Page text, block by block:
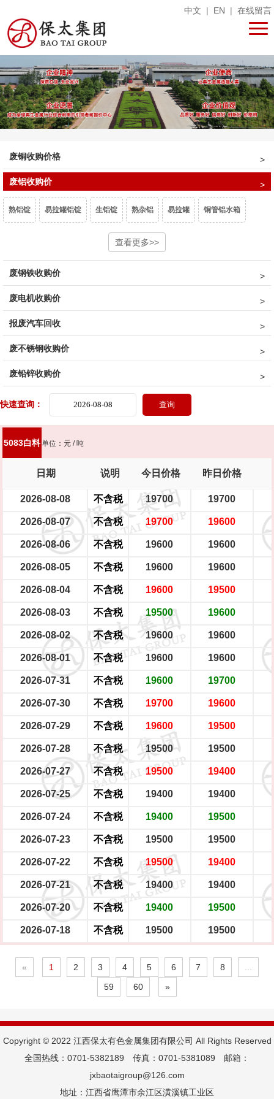
中文 | EN | 在线留言
废铜收购价格
废铝收购价
熟铝锭 易拉罐铝锭 生铝锭 熟杂铝 易拉罐 铜管铝水箱
型材旧料 喷涂型材
非标6061 6082白料
7系白料 非标7系白料
拉丝铝线 铝水箱 干净铝模板 活塞 机体 汽车轮毂
摩托车轮毂
破碎浮选熟铝水价 破碎熟铝水价 破碎生铝水价
查看更多>>
废钢铁收购价
废电机收购价
报废汽车回收
废不锈钢收购价
废铅锌收购价
快速查询：
5083白料单位：元 / 吨
日期 说明 今日价格 昨日价格
2026-08-08 不含税 19700 19700
2026-08-07 不含税 19700 19600
2026-08-06 不含税 19600 19600
2026-08-05 不含税 19600 19600
2026-08-04 不含税 19600 19500
2026-08-03 不含税 19500 19600
2026-08-02 不含税 19600 19600
2026-08-01 不含税 19600 19600
2026-07-31 不含税 19600 19700
2026-07-30 不含税 19700 19600
2026-07-29 不含税 19600 19500
2026-07-28 不含税 19500 19500
2026-07-27 不含税 19500 19400
2026-07-25 不含税 19400 19400
2026-07-24 不含税 19400 19500
2026-07-23 不含税 19500 19500
2026-07-22 不含税 19500 19400
2026-07-21 不含税 19400 19400
2026-07-20 不含税 19400 19500
2026-07-18 不含税 19500 19500
« 1 2 3 4 5 6 7 8
59
60 »
Copyright © 2022 江西保太有色金属集团有限公司 All Rights Reserved
全国热线：0701-5382189 传真：0701-5381089 邮箱：
jxbaotaigroup@126.com
地址：江西省鹰潭市余江区潢溪镇工业区